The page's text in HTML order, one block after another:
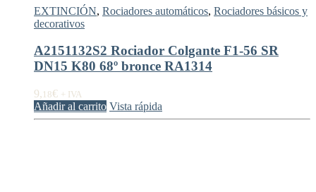
EXTINCIÓN, Rociadores automáticos, Rociadores básicos y
decorativos
A2151132S2 Rociador Colgante F1-56 SR
DN15 K80 68º bronce RA1314
9, 18€ + IVA
Añadir al carrito Vista rápida